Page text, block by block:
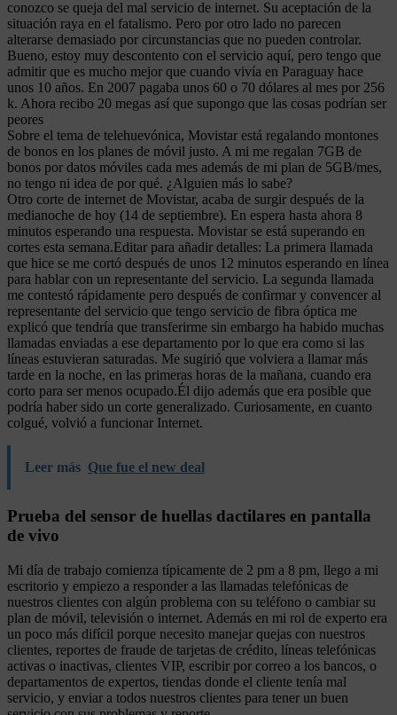
conozco se queja del mal servicio de internet. Su aceptación de la
situación raya en el fatalismo. Pero por otro lado no parecen
alterarse demasiado por circunstancias que no pueden controlar.
Bueno, estoy muy descontento con el servicio aquí, pero tengo que
admitir que es mucho mejor que cuando vivía en Paraguay hace
unos 10 años. En 2007 pagaba unos 60 o 70 dólares al mes por 256
k. Ahora recibo 20 megas así que supongo que las cosas podrían ser
peores
Sobre el tema de telehuevónica, Movistar está regalando montones
de bonos en los planes de móvil justo. A mi me regalan 7GB de
bonos por datos móviles cada mes además de mi plan de 5GB/mes,
no tengo ni idea de por qué. ¿Alguien más lo sabe?
Otro corte de internet de Movistar, acaba de surgir después de la
medianoche de hoy (14 de septiembre). En espera hasta ahora 8
minutos esperando una respuesta. Movistar se está superando en
cortes esta semana.Editar para añadir detalles: La primera llamada
que hice se me cortó después de unos 12 minutos esperando en línea
para hablar con un representante del servicio. La segunda llamada
me contestó rápidamente pero después de confirmar y convencer al
representante del servicio que tengo servicio de fibra óptica me
explicó que tendría que transferirme sin embargo ha habido muchas
llamadas enviadas a ese departamento por lo que era como si las
líneas estuvieran saturadas. Me sugirió que volviera a llamar más
tarde en la noche, en las primeras horas de la mañana, cuando era
corto para ser menos ocupado.Él dijo además que era posible que
podría haber sido un corte generalizado. Curiosamente, en cuanto
colgué, volvió a funcionar Internet.
Leer más Que fue el new deal
Prueba del sensor de huellas dactilares en pantalla
de vivo
Mi día de trabajo comienza típicamente de 2 pm a 8 pm, llego a mi
escritorio y empiezo a responder a las llamadas telefónicas de
nuestros clientes con algún problema con su teléfono o cambiar su
plan de móvil, televisión o internet. Además en mi rol de experto era
un poco más difícil porque necesito manejar quejas con nuestros
clientes, reportes de fraude de tarjetas de crédito, líneas telefónicas
activas o inactivas, clientes VIP, escribir por correo a los bancos, o
departamentos de expertos, tiendas donde el cliente tenía mal
servicio, y enviar a todos nuestros clientes para tener un buen